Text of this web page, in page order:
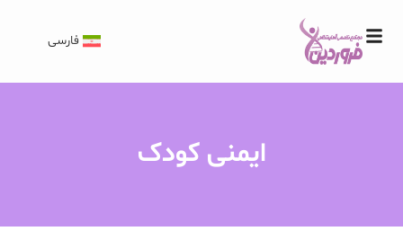
فارسی
ایمنی کودک